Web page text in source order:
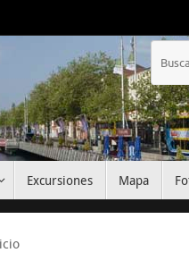
Excursiones Mapa